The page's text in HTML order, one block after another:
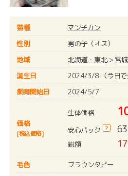
猫種
マンチカン
性別
男の子（オス）
地域
北海道・東北> 宮
誕生日
2024/3/8 （今日で
飼育開始日
2024/5/7
価格
[税込価格]
生体価格
安心パック
?
総額
毛色
ブラウンタビー